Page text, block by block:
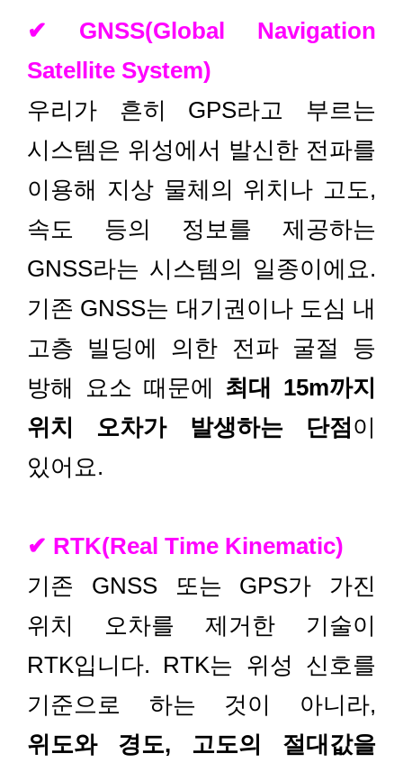
✔ GNSS(Global Navigation
Satellite System)
우리가 흔히 GPS라고 부르는
시스템은 위성에서 발신한 전파를
이용해 지상 물체의 위치나 고도,
속도 등의 정보를 제공하는
GNSS라는 시스템의 일종이에요.
기존 GNSS는 대기권이나 도심 내
고층 빌딩에 의한 전파 굴절 등
방해 요소 때문에 최대 15m까지
위치 오차가 발생하는 단점이
있어요.
✔ RTK(Real Time Kinematic)
기존 GNSS 또는 GPS가 가진
위치 오차를 제거한 기술이
RTK입니다. RTK는 위성 신호를
기준으로 하는 것이 아니라,
위도와 경도, 고도의 절대값을